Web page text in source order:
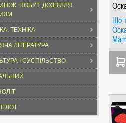
ПОБУТ. ДОЗВІЛЛЯ.
ТЕХНІКА
ЛІТЕРАТУРА
І СУСПІЛЬСТВО
Що